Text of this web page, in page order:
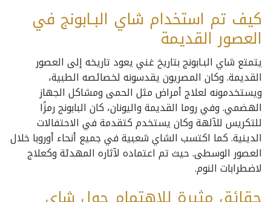
كيف تم استخدام شاي البـابونج في
العصور القديمة
يتمتع شاي البـابونج بتاريخ غني يعود تاريخه إلى العصور
القديمة. وكان المصريون يقدسونه لخصائصه الطبية،
ويستخدمونه لعلاج أمراض مثل الحمى ومشاكل الجهاز
الهضمي. وفي روما القديمة واليونان، كان البابونج رمزًا
للتكريس للآلهة وكان يستخدم كتقدمة في الاحتفالات
الدينية. كما اكتسب الشاي شعبية في جميع أنحاء أوروبا خلال
العصور الوسطى. حيث تم اعتماده لآثاره المهدئة وكعلاج
لاضطرابات النوم.